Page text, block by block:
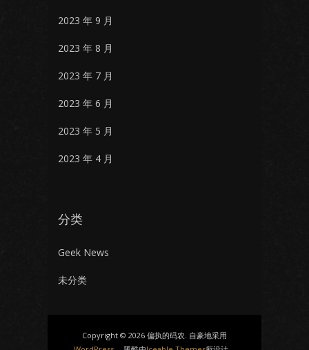
2023 年 9 月
2023 年 8 月
2023 年 7 月
2023 年 6 月
2023 年 5 月
2023 年 4 月
分类
Geek News
未分类
Copyright © 2026 偏执的码农. 自豪地采用